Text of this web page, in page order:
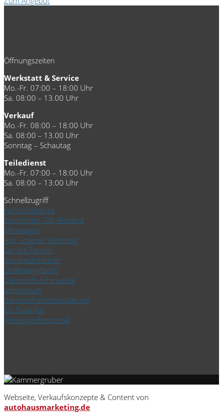
Öffnungszeiten
Werkstatt & Service
Mo.-Fr. 07:00 – 18:00 Uhr
Sa. 08:00 – 13.00 Uhr
Verkauf
Mo.-Fr. 08:00 – 18:00 Uhr
Sa. 08:00 – 13.00 Uhr
Sonntag – Schautag
Teiledienst
Mo.-Fr. 07:00 – 18:00 Uhr
Sa. 08:00 – 13:00 Uhr
Schnellzugriff
Fahrzeugbörse
Erweiterter GW Bestand
Mietwagen
Aus unserer Werbung
Service Termin
Ansprechpartner
Stellenangebote
Datenschutzhinweise
Impressum
Barrierefreiheitserklärung
EU Data Act
Hinweisgeberportal
Webseite, Verkaufskonzepte & Content von
autohausmarketing.de